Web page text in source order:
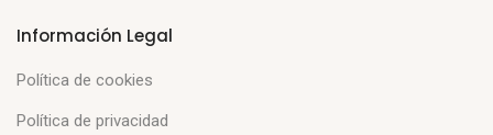
Información Legal
Política de cookies
Política de privacidad